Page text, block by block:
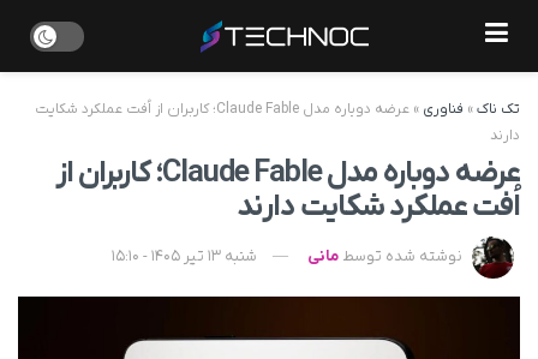
تک ناک» فناوری »
عرضه دوباره مدل Claude Fable؛ کاربران از اُفت عملکرد شکایت
دارند
عرضه دوباره مدل Claude Fable؛ کاربران از
اُفت عملکرد شکایت دارند
نوشته شده توسط مانی شنبه 13 تیر 1405 - 15:10